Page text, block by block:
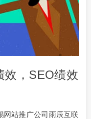
效，SEO绩效
网站推广公司雨辰互联